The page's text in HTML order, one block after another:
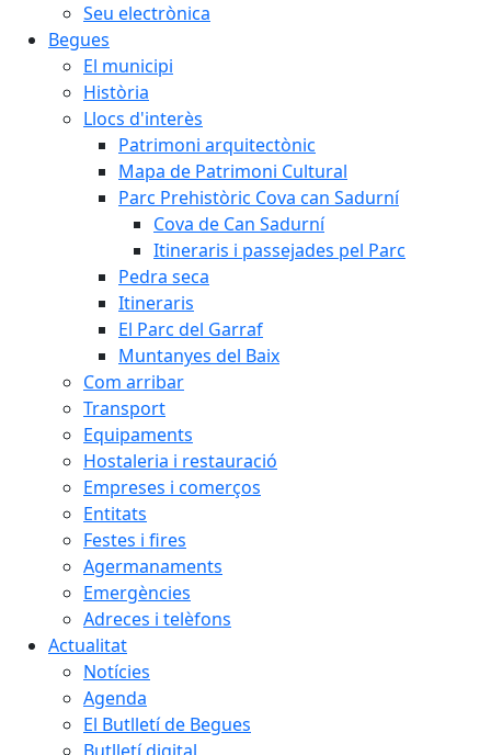
Seu electrònica
Begues
El municipi
Història
Llocs d'interès
Patrimoni arquitectònic
Mapa de Patrimoni Cultural
Parc Prehistòric Cova can Sadurní
Cova de Can Sadurní
Itineraris i passejades pel Parc
Pedra seca
Itineraris
El Parc del Garraf
Muntanyes del Baix
Com arribar
Transport
Equipaments
Hostaleria i restauració
Empreses i comerços
Entitats
Festes i fires
Agermanaments
Emergències
Adreces i telèfons
Actualitat
Notícies
Agenda
El Butlletí de Begues